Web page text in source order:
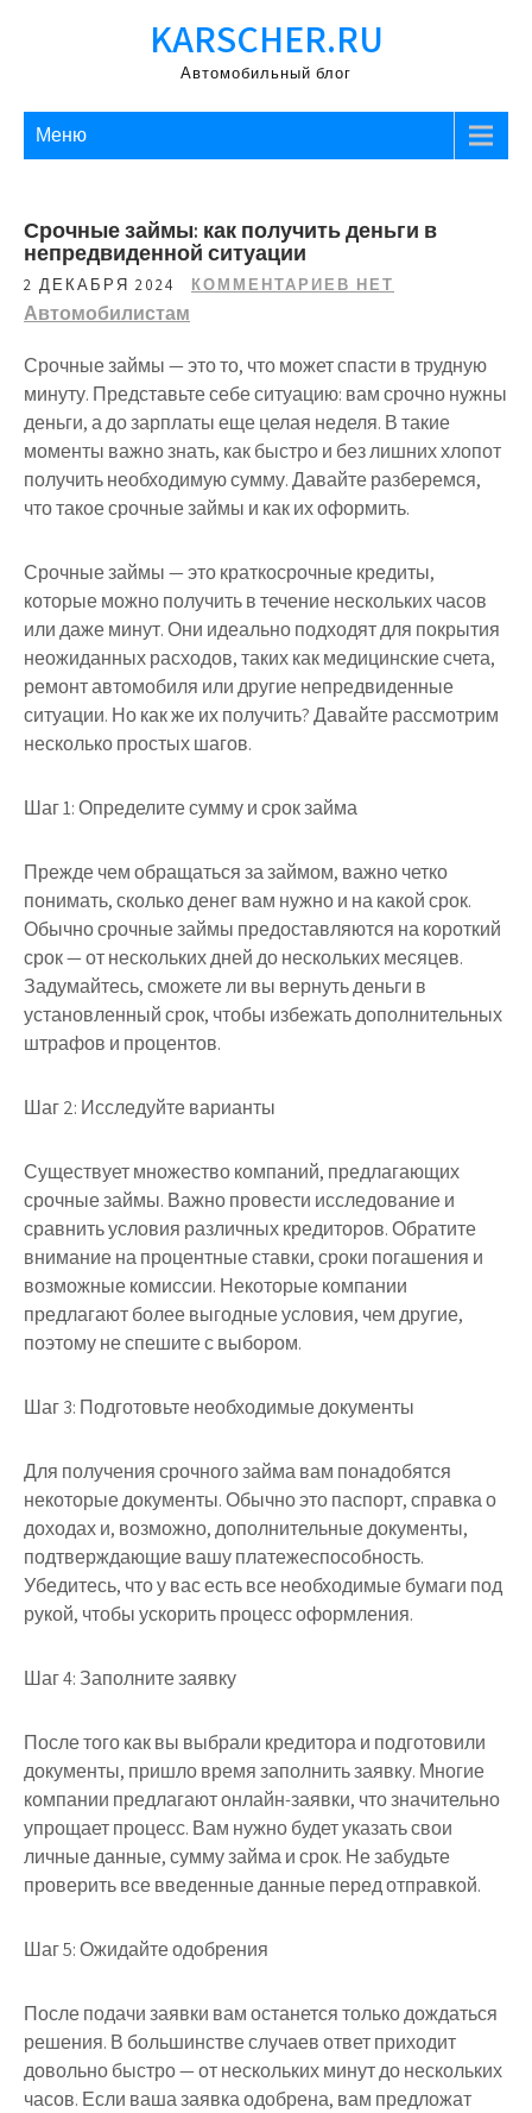
KARSCHER.RU
Автомобильный блог
Меню
Срочные займы: как получить деньги в
непредвиденной ситуации
2 ДЕКАБРЯ 2024 КОММЕНТАРИЕВ НЕТ
Автомобилистам
Срочные займы — это то, что может спасти в трудную
минуту. Представьте себе ситуацию: вам срочно нужны
деньги, а до зарплаты еще целая неделя. В такие
моменты важно знать, как быстро и без лишних хлопот
получить необходимую сумму. Давайте разберемся,
что такое срочные займы и как их оформить.
Срочные займы — это краткосрочные кредиты,
которые можно получить в течение нескольких часов
или даже минут. Они идеально подходят для покрытия
неожиданных расходов, таких как медицинские счета,
ремонт автомобиля или другие непредвиденные
ситуации. Но как же их получить? Давайте рассмотрим
несколько простых шагов.
Шаг 1: Определите сумму и срок займа
Прежде чем обращаться за займом, важно четко
понимать, сколько денег вам нужно и на какой срок.
Обычно срочные займы предоставляются на короткий
срок — от нескольких дней до нескольких месяцев.
Задумайтесь, сможете ли вы вернуть деньги в
установленный срок, чтобы избежать дополнительных
штрафов и процентов.
Шаг 2: Исследуйте варианты
Существует множество компаний, предлагающих
срочные займы. Важно провести исследование и
сравнить условия различных кредиторов. Обратите
внимание на процентные ставки, сроки погашения и
возможные комиссии. Некоторые компании
предлагают более выгодные условия, чем другие,
поэтому не спешите с выбором.
Шаг 3: Подготовьте необходимые документы
Для получения срочного займа вам понадобятся
некоторые документы. Обычно это паспорт, справка о
доходах и, возможно, дополнительные документы,
подтверждающие вашу платежеспособность.
Убедитесь, что у вас есть все необходимые бумаги под
рукой, чтобы ускорить процесс оформления.
Шаг 4: Заполните заявку
После того как вы выбрали кредитора и подготовили
документы, пришло время заполнить заявку. Многие
компании предлагают онлайн-заявки, что значительно
упрощает процесс. Вам нужно будет указать свои
личные данные, сумму займа и срок. Не забудьте
проверить все введенные данные перед отправкой.
Шаг 5: Ожидайте одобрения
После подачи заявки вам останется только дождаться
решения. В большинстве случаев ответ приходит
довольно быстро — от нескольких минут до нескольких
часов. Если ваша заявка одобрена, вам предложат